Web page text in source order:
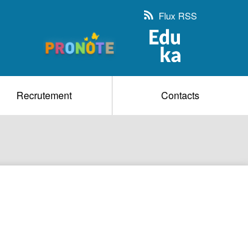
Flux RSS
Recrutement Contacts